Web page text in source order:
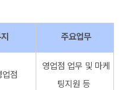
주요업무
점
영업점 업무 및 마케
팅지원 등